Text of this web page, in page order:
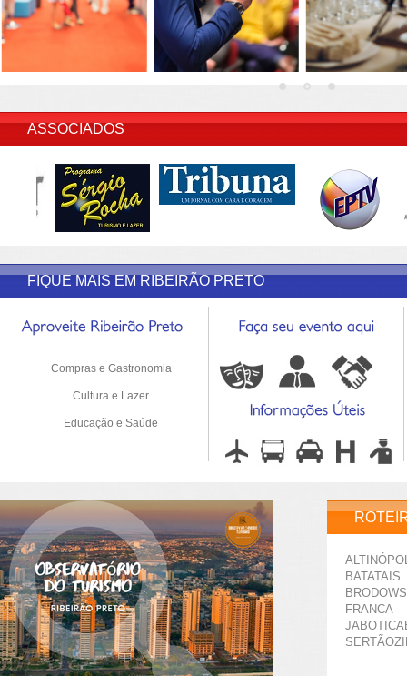
ASSOCIADOS
FIQUE MAIS EM RIBEIRÃO PRETO
Compras e Gastronomia
Cultura e Lazer
Educação e Saúde
BATATAIS
FRANCA